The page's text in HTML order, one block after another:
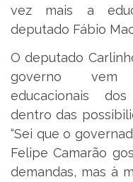
vez mais a
deputado Fábio
O deputado
governo vem
educacionais
dentro das
“Sei que o
Felipe Camarão
demandas, mas à